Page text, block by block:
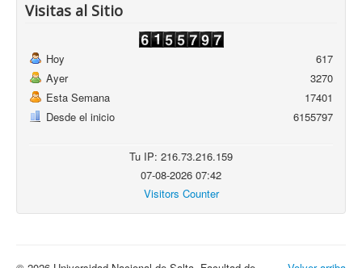
Visitas al Sitio
Hoy
Ayer
Esta Semana
Desde el inicio
617
3270
17401
6155797
Tu IP: 216.73.216.159
07-08-2026 07:42
Visitors Counter